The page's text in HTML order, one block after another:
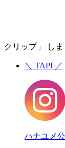
クリップ」 しま
＼ TAP! ／
ハナユメ